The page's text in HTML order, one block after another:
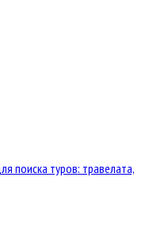
поиска туров: травелата,